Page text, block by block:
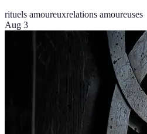
rituels amoureuxrelations amoureuses
Aug 3